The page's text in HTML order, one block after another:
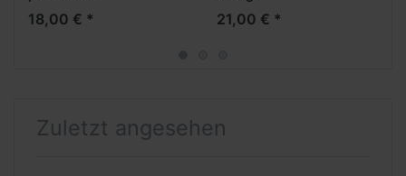
18,00 € * 21,00 € *
Zuletzt angesehen